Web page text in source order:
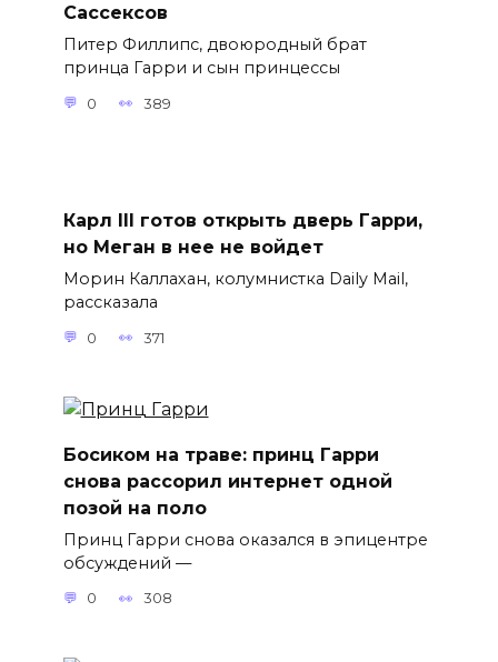
Сассексов
Питер Филлипс, двоюродный брат
принца Гарри и сын принцессы
0 389
Карл III готов открыть дверь Гарри,
но Меган в нее не войдет
Морин Каллахан, колумнистка Daily Mail,
рассказала
0 371
Босиком на траве: принц Гарри
снова рассорил интернет одной
позой на поло
Принц Гарри снова оказался в эпицентре
обсуждений —
0 308